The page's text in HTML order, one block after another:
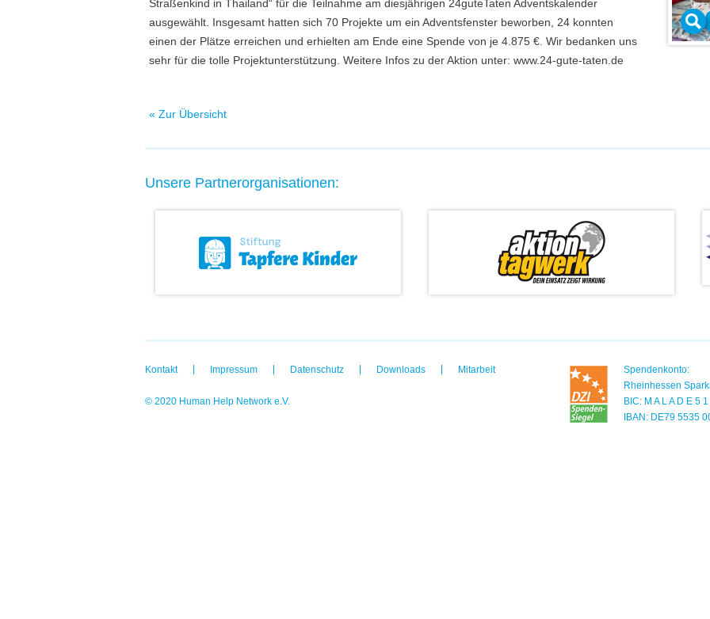
Straßenkind in Thailand“ für die Teilnahme am diesjährigen 24guteTaten Adventskalender
ausgewählt. Insgesamt hatten sich 70 Projekte um ein Adventsfenster beworben, 24 konnten
einen der Plätze erreichen und erhielten am Ende eine Spende von je 4.875 €. Wir bedanken uns
sehr für die tolle Projektunterstützung. Weitere Infos zu der Aktion unter: www.24-gute-taten.de
« Zur Übersicht
Unsere Partnerorganisationen:
Kontakt Impressum Datenschutz Downloads Mitarbeit
© 2020 Human Help Network e.V.
Spendenkonto:
Rheinhessen
BIC: M A L A D E 5
IBAN: DE79 5535